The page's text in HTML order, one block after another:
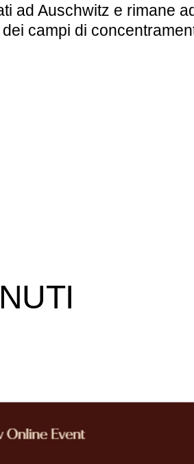
ad Auschwitz e rimane
campi di